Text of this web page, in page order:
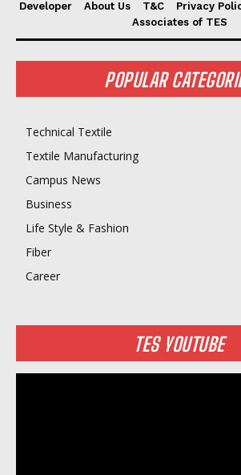
Developer About Us T&C Privacy
Associates of TES
POPULAR
Technical Textile
Textile Manufacturing
Campus News
Business
Life Style & Fashion
Fiber
Career
TES YOUTUBE